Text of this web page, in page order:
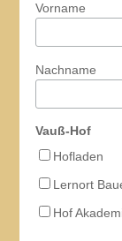
Vorname
Nachname
Vauß-Hof
Hofladen
Lernort
Hof